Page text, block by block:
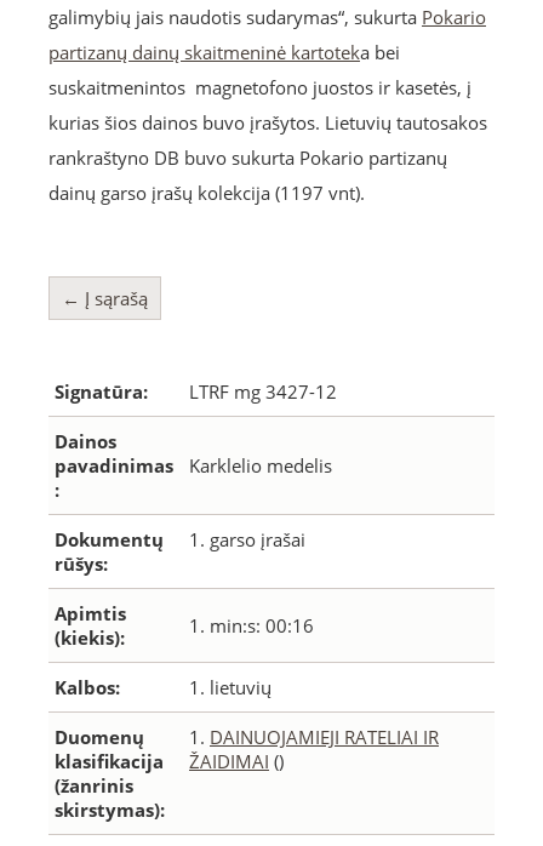
galimybių jais naudotis sudarymas“, sukurta Pokario
partizanų dainų skaitmeninė kartoteka bei
suskaitmenintos magnetofono juostos ir kasetės, į
kurias šios dainos buvo įrašytos. Lietuvių tautosakos
rankraštyno DB buvo sukurta Pokario partizanų
dainų garso įrašų kolekcija (1197 vnt).
← Į sąrašą
Signatūra: LTRF mg 3427-12
Dainos
pavadinimas
:
Karklelio medelis
Dokumentų
rūšys:
1. garso įrašai
Apimtis
(kiekis):
1. min:s: 00:16
Kalbos: 1. lietuvių
Duomenų
klasifikacija
(žanrinis
skirstymas):
1. DAINUOJAMIEJI RATELIAI IR
ŽAIDIMAI ()